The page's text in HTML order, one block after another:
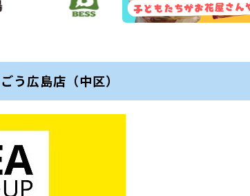
う広島店（中区）